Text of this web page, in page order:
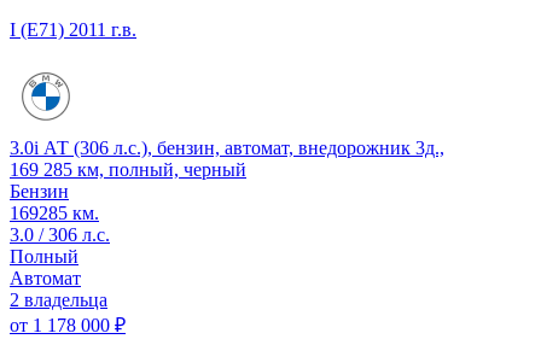
I (E71) 2011 г.в.
3.0i АТ (306 л.с.), бензин, автомат, внедорожник 3д.,
169 285 км, полный, черный
Бензин
169285 км.
3.0 / 306 л.с.
Полный
Автомат
2 владельца
от 1 178 000 ₽